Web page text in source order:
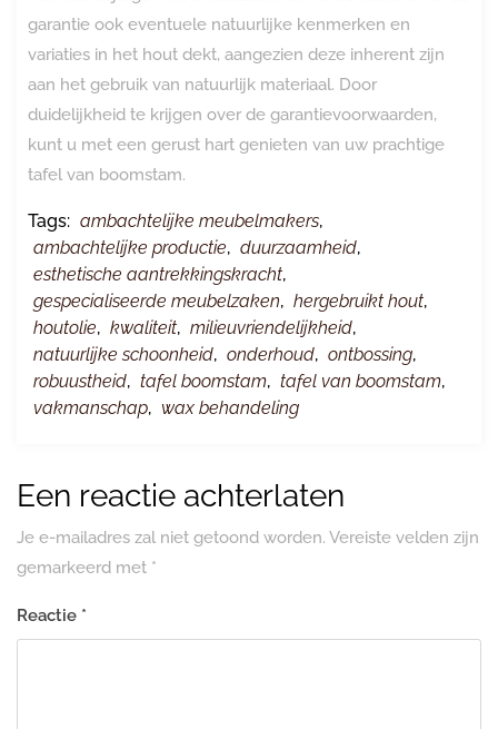
garantie ook eventuele natuurlijke kenmerken en
variaties in het hout dekt, aangezien deze inherent zijn
aan het gebruik van natuurlijk materiaal. Door
duidelijkheid te krijgen over de garantievoorwaarden,
kunt u met een gerust hart genieten van uw prachtige
tafel van boomstam.
Tags: ambachtelijke meubelmakers,
ambachtelijke productie, duurzaamheid,
esthetische aantrekkingskracht,
gespecialiseerde meubelzaken, hergebruikt hout,
houtolie, kwaliteit, milieuvriendelijkheid,
natuurlijke schoonheid, onderhoud, ontbossing,
robuustheid, tafel boomstam, tafel van boomstam,
vakmanschap, wax behandeling
Een reactie achterlaten
Je e-mailadres zal niet getoond worden. Vereiste velden zijn
gemarkeerd met *
Reactie *